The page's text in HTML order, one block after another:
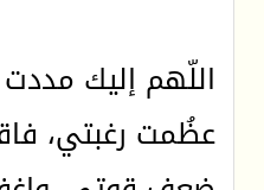
اللّهم إليك
عظُمت رغبتي،